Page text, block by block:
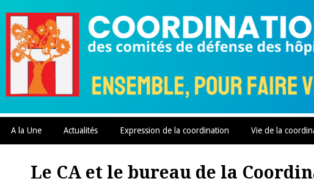
content
A la Une Actualités Expression de la coordination Vie de la
Le CA et le bureau de la